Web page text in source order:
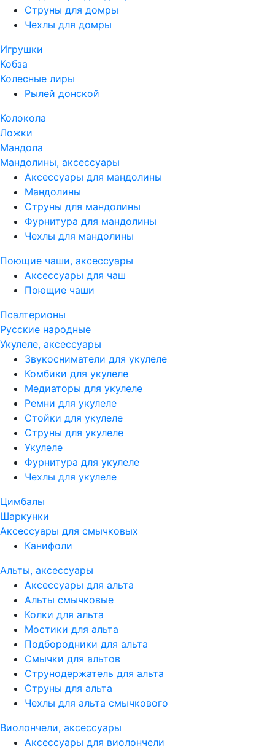
Струны для домры
Чехлы для домры
Игрушки
Кобза
Колесные лиры
Рылей донской
Колокола
Ложки
Мандола
Мандолины, аксессуары
Аксессуары для мандолины
Мандолины
Струны для мандолины
Фурнитура для мандолины
Чехлы для мандолины
Поющие чаши, аксессуары
Аксессуары для чаш
Поющие чаши
Псалтерионы
Русские народные
Укулеле, аксессуары
Звукосниматели для укулеле
Комбики для укулеле
Медиаторы для укулеле
Ремни для укулеле
Стойки для укулеле
Струны для укулеле
Укулеле
Фурнитура для укулеле
Чехлы для укулеле
Цимбалы
Шаркунки
Аксессуары для смычковых
Канифоли
Альты, аксессуары
Аксессуары для альта
Альты смычковые
Колки для альта
Мостики для альта
Подбородники для альта
Смычки для альтов
Струнодержатель для альта
Струны для альта
Чехлы для альта смычкового
Виолончели, аксессуары
Аксессуары для виолончели